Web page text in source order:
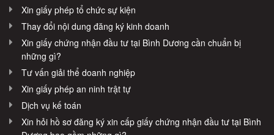
Xin giấy phép tổ chức sự kiện
Thay đổi nội dung đăng ký kinh doanh
Xin giấy chứng nhận đầu tư tại Bình Dương cần chuẩn bị
những gì?
Tư vấn giải thể doanh nghiệp
Xin giấy phép an ninh trật tự
Dịch vụ kế toán
Xin hỏi hồ sơ đăng ký xin cấp giấy chứng nhận đầu tư tại Bình